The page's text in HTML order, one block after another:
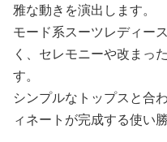
雅な動きを演出します。
モード系スーツレディー
く、セレモニーや改まっ
す。
シンプルなトップスと合
ィネートが完成する使い